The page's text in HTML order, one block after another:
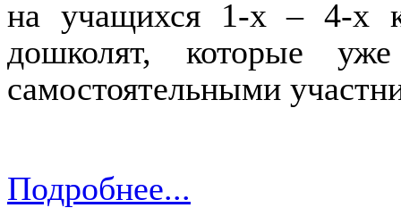
на учащихся 1-х – 4-х
дошколят, которые
самостоятельными
Подробнее...